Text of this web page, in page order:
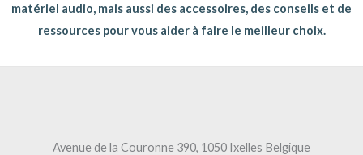
matériel audio, mais aussi des accessoires, des conseils et de
ressources pour vous aider à faire le meilleur choix.
Avenue de la Couronne 390, 1050 Ixelles Belgique